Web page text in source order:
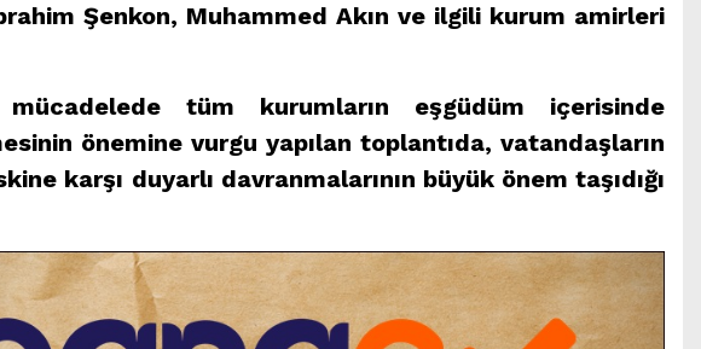
Şenkon, Muhammed Akın ve ilgili kurum amirleri
mücadelede tüm kurumların eşgüdüm içerisinde
önemine vurgu yapılan toplantıda, vatandaşların
karşı duyarlı davranmalarının büyük önem taşıdığı